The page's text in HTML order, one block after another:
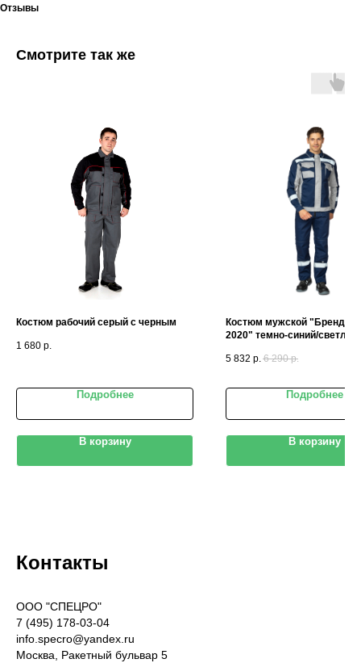
Отзывы
Смотрите так же
Костюм рабочий серый с черным
1 680 р.
Подробнее
В корзину
Костюм мужской "Бренд
2020" темно-синий/светло-
5 832 р. 6 290 р.
Подробнее
В корзину
Контакты
OOO "СПЕЦРО"
7 (495) 178-03-04
info.specro@yandex.ru
Москва, Ракетный бульвар 5